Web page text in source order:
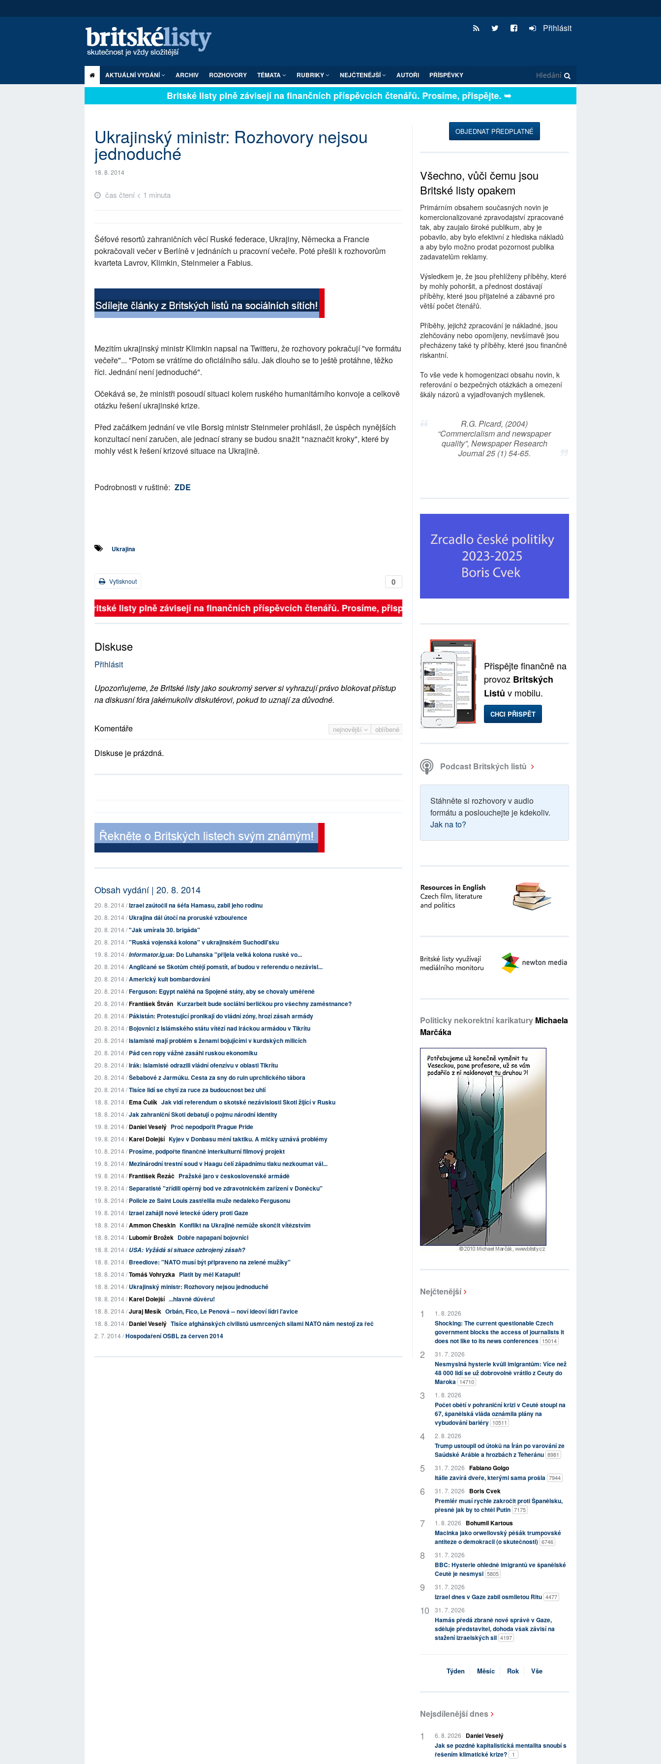
Přihlásit
AKTUÁLNÍ VYDÁNÍ ARCHIV ROZHOVORY TÉMATA RUBRIKY NEJČTENĚJŠÍ AUTOŘI PŘÍSPĚVKY
Britské listy plně závisejí na finančních příspěvcích čtenářů. Prosíme, přispějte. ➥
Ukrajinský ministr: Rozhovory nejsou
jednoduché
18. 8. 2014
čas čtení < 1 minuta
Šéfové resortů zahraničních věcí Ruské federace, Ukrajiny, Německa a Francie
pokračovali večer v Berlíně v jednáních u pracovní večeře. Poté přešli k rozhovorům
kvarteta Lavrov, Klimkin, Steinmeier a Fabius.
Mezitím ukrajinský ministr Klimkin napsal na Twitteru, že rozhovory pokračují "ve formátu
večeře"... "Potom se vrátíme do oficiálního sálu. Jak dlouho se to ještě protáhne, těžko
říci. Jednání není jednoduché".
Očekává se, že ministři posoudí situaci kolem ruského humanitárního konvoje a celkově
otázku řešení ukrajinské krize.
Před začátkem jednání ve vile Borsig ministr Steinmeier prohlásil, že úspěch nynějších
konzultací není zaručen, ale jednací strany se budou snažit "naznačit kroky", které by
mohly vést k řešení krizové situace na Ukrajině.
Podrobnosti v ruštině: ZDE
Ukrajina
0
Vytisknout
Britské listy plně závisejí na finančních příspěvcích čtenářů. Prosíme, přispějte. ➥
Diskuse
Přihlásit
Upozorňujeme, že Britské listy jako soukromý server si vyhrazují právo blokovat přístup
na diskusní fóra jakémukoliv diskutérovi, pokud to uznají za důvodné.
nejnovější oblíbené
Komentáře
Diskuse je prázdná.
Obsah vydání | 20. 8. 2014
20. 8. 2014 /Izrael zaútočil na šéfa Hamasu, zabil jeho rodinu
20. 8. 2014 /Ukrajina dál útočí na proruské vzbouřence
20. 8. 2014 /"Jak umírala 30. brigáda"
20. 8. 2014 /"Ruská vojenská kolona" v ukrajinském Suchodil'sku
19. 8. 2014 /Informator.lg.ua: Do Luhanska "přijela velká kolona ruské vo...
20. 8. 2014 /Angličané se Skotům chtějí pomstít, ať budou v referendu o nezávisl...
20. 8. 2014 /Americký kult bombardování
20. 8. 2014 /Ferguson: Egypt naléhá na Spojené státy, aby se chovaly uměřeně
20. 8. 2014 /František Štván Kurzarbeit bude sociální berličkou pro všechny zaměstnance?
20. 8. 2014 /Pákistán: Protestující pronikají do vládní zóny, hrozí zásah armády
20. 8. 2014 /Bojovníci z Islámského státu vítězí nad iráckou armádou v Tikrítu
20. 8. 2014 /Islamisté mají problém s ženami bojujícími v kurdských milicích
20. 8. 2014 /Pád cen ropy vážně zasáhl ruskou ekonomiku
20. 8. 2014 /Irák: Islamisté odrazili vládní ofenzívu v oblasti Tikrítu
20. 8. 2014 /Šebabové z Jarmúku. Cesta za sny do ruin uprchlického tábora
20. 8. 2014 /Tisíce lidí se chytí za ruce za budoucnost bez uhlí
18. 8. 2014 /Ema Čulík Jak vidí referendum o skotské nezávislosti Skoti žijící v Rusku
18. 8. 2014 /Jak zahraniční Skoti debatují o pojmu národní identity
19. 8. 2014 /Daniel Veselý Proč nepodpořit Prague Pride
19. 8. 2014 /Karel Dolejší Kyjev v Donbasu mění taktiku. A mlčky uznává problémy
10. 8. 2014 /Prosíme, podpořte finančně interkulturní filmový projekt
19. 8. 2014 /Mezinárodní trestní soud v Haagu čelí západnímu tlaku nezkoumat vál...
19. 8. 2014 /František Řezáč Pražské jaro v československé armádě
19. 8. 2014 /Separatisté "zřídili opěrný bod ve zdravotnickém zařízení v Doněcku"
19. 8. 2014 /Policie ze Saint Louis zastřelila muže nedaleko Fergusonu
19. 8. 2014 /Izrael zahájil nové letecké údery proti Gaze
18. 8. 2014 /Ammon Cheskin Konflikt na Ukrajině nemůže skončit vítězstvím
18. 8. 2014 /Lubomír Brožek Dobře napapaní bojovníci
18. 8. 2014 /USA: Vyžádá si situace ozbrojený zásah?
18. 8. 2014 /Breedlove: "NATO musí být připraveno na zelené mužíky"
18. 8. 2014 /Tomáš Vohryzka Platit by měl Katapult!
18. 8. 2014 /Ukrajinský ministr: Rozhovory nejsou jednoduché
18. 8. 2014 /Karel Dolejší ...hlavně důvěru!
18. 8. 2014 /Juraj Mesík Orbán, Fico, Le Penová -- noví ideoví lídri l'avice
18. 8. 2014 /Daniel Veselý Tisíce afghánských civilistů usmrcených silami NATO nám nestojí za řeč
2. 7. 2014 /Hospodaření OSBL za červen 2014
OBJEDNAT PŘEDPLATNÉ
Všechno, vůči čemu jsou
Britské listy opakem
Primárním obsahem současných novin je
komercionalizované zpravodajství zpracované
tak, aby zaujalo široké publikum, aby je
pobavilo, aby bylo efektivní z hlediska nákladů
a aby bylo možno prodat pozornost publika
zadavatelům reklamy.
Výsledkem je, že jsou přehlíženy příběhy, které
by mohly pohoršit, a přednost dostávají
příběhy, které jsou přijatelné a zábavné pro
větší počet čtenářů.
Příběhy, jejichž zpracování je nákladné, jsou
zlehčovány nebo opomíjeny, nevšímavě jsou
přecházeny také ty příběhy, které jsou finančně
riskantní.
To vše vede k homogenizaci obsahu novin, k
referování o bezpečných otázkách a omezení
škály názorů a vyjadřovaných myšlenek.
R.G. Picard, (2004)
“Commercialism and newspaper
quality”, Newspaper Research
Journal 25 (1) 54-65.
Přispějte finančně na
provoz Britských
Listů v mobilu.
CHCI PŘISPĚT
Podcast Britských listů
Stáhněte si rozhovory v audio
formátu a poslouchejte je kdekoliv.
Jak na to?
Politicky nekorektní karikatury Michaela
Marčáka
Nejčtenější
1. 8. 2026
Shocking: The current questionable Czech
government blocks the access of journalists it
does not like to its news conferences 15014
31. 7. 2026
Nesmyslná hysterie kvůli imigrantům: Více než
48 000 lidí se už dobrovolně vrátilo z Ceuty do
Maroka 14710
1. 8. 2026
Počet obětí v pohraniční krizi v Ceutě stoupl na
67, španělská vláda oznámila plány na
vybudování bariéry 10511
2. 8. 2026
Trump ustoupil od útoků na Írán po varování ze
Saúdské Arábie a hrozbách z Teheránu 8981
31. 7. 2026 Fabiano Golgo
Itálie zavírá dveře, kterými sama prošla 7944
31. 7. 2026
Boris Cvek
Premiér musí rychle zakročit proti Španělsku,
přesně jak by to chtěl Putin 7175
1. 8. 2026
Bohumil Kartous
Macinka jako orwellovský pěšák trumpovské
antiteze o demokracii (o skutečnosti) 6746
31. 7. 2026
BBC: Hysterie ohledně imigrantů ve španělské
Ceutě je nesmysl 5805
31. 7. 2026
Izrael dnes v Gaze zabil osmiletou Ritu 4477
31. 7. 2026
Hamás předá zbraně nové správě v Gaze,
sděluje představitel, dohoda však závisí na
stažení izraelských sil 4197
Týden Měsíc Rok Vše
Nejsdílenější dnes
6. 8. 2026
Daniel Veselý
Jak se pozdně kapitalistická mentalita snoubí s
řešením klimatické krize?
1